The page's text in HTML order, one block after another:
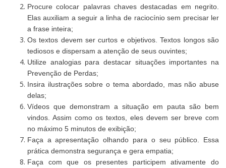
Procure colocar palavras chaves destacadas em negrito.
Elas auxiliam a seguir a linha de raciocínio sem precisar ler
a frase inteira;
Os textos devem ser curtos e objetivos. Textos longos são
tediosos e dispersam a atenção de seus ouvintes;
Utilize analogias para destacar situações importantes na
Prevenção de Perdas;
Insira ilustrações sobre o tema abordado, mas não abuse
delas;
Vídeos que demonstram a situação em pauta são bem
vindos. Assim como os textos, eles devem ser breve com
no máximo 5 minutos de exibição;
Faça a apresentação olhando para o seu público. Essa
prática demonstra segurança e gera empatia;
Faça com que os presentes participem ativamente do